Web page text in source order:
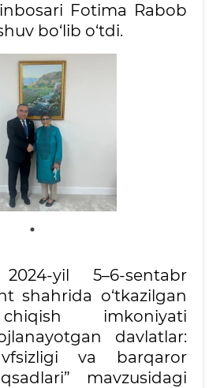
Fotima Rabob
bo‘lib o‘tdi.
yil 5–6-sentabr
shahrida o‘tkazilgan
imkoniyati
davlatlar:
va barqaror
mavzusidagi